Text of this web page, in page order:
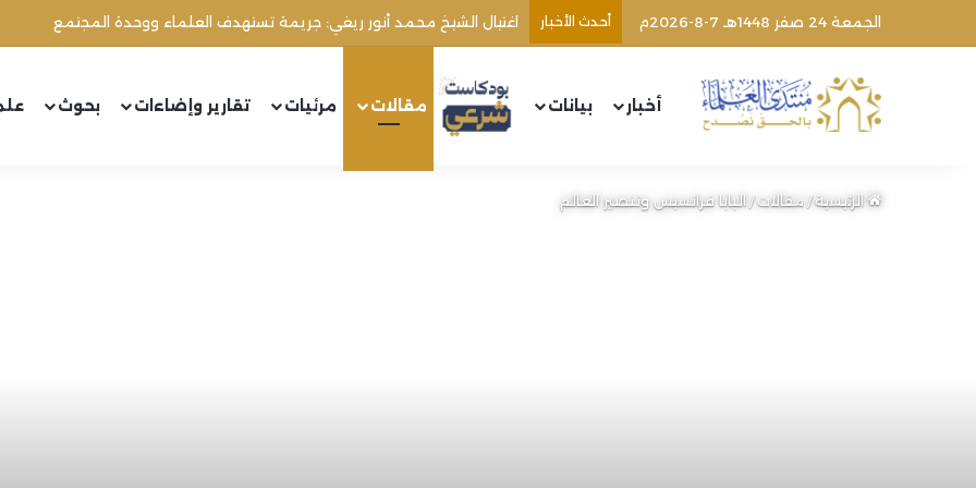
الجمعة 24 صفر 1448هـ 7-8-2026م أحدث الأخبار
أخبار بيانات مقالات مرئيات تقارير وإضاءات بحوث
الرئيسية/مقالات/البابا فرانسيس وتنصير العالم